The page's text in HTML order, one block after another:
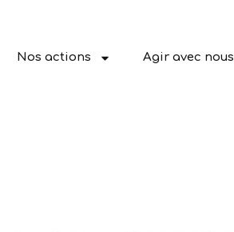
Nos actions Agir avec nous